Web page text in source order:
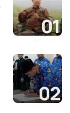
01
02